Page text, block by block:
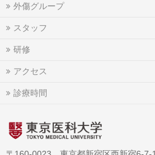
外傷グループ
スタッフ
研修
アクセス
診療時間